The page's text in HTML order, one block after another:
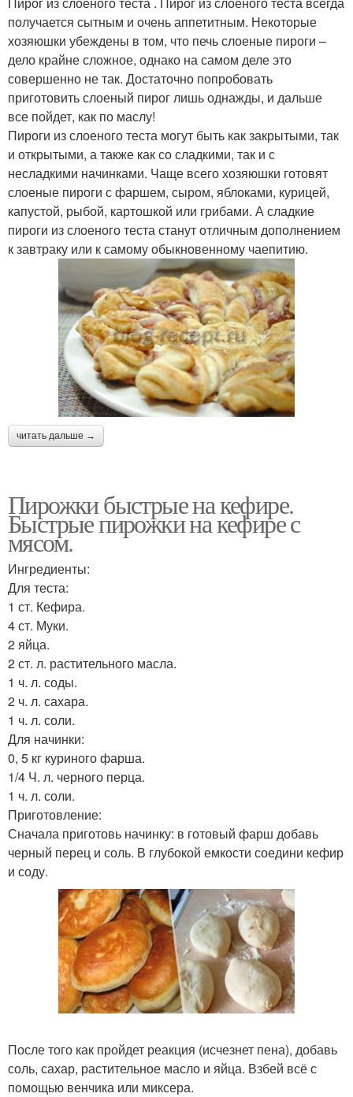
получается сытным и очень аппетитным. Некоторые
хозяюшки убеждены в том, что печь слоеные пироги –
дело крайне сложное, однако на самом деле это
совершенно не так. Достаточно попробовать
приготовить слоеный пирог лишь однажды, и дальше
все пойдет, как по маслу!
Пироги из слоеного теста могут быть как закрытыми, так
и открытыми, а также как со сладкими, так и с
несладкими начинками. Чаще всего хозяюшки готовят
слоеные пироги с фаршем, сыром, яблоками, курицей,
капустой, рыбой, картошкой или грибами. А сладкие
пироги из слоеного теста станут отличным дополнением
к завтраку или к самому обыкновенному чаепитию.
читать дальше →
Пирожки быстрые на кефире.
Быстрые пирожки на кефире с
мясом.
Ингредиенты:
Для теста:
1 ст. Кефира.
4 ст. Муки.
2 яйца.
2 ст. л. растительного масла.
1 ч. л. соды.
2 ч. л. сахара.
1 ч. л. соли.
Для начинки:
0, 5 кг куриного фарша.
1/4 Ч. л. черного перца.
1 ч. л. соли.
Приготовление:
Сначала приготовь начинку: в готовый фарш добавь
черный перец и соль. В глубокой емкости соедини кефир
и соду.
После того как пройдет реакция (исчезнет пена), добавь
соль, сахар, растительное масло и яйца. Взбей всё с
помощью венчика или миксера.